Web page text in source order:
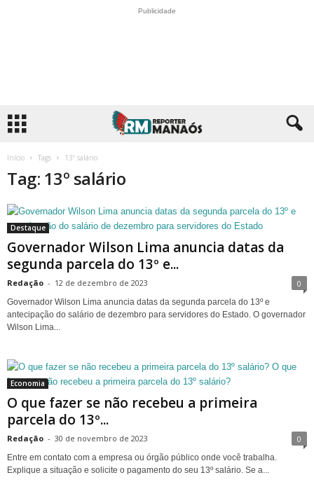
Publicidade
Início Tags 13º salário
Tag: 13º salário
Destaque
Governador Wilson Lima anuncia datas da
segunda parcela do 13º e...
Redação - 12 de dezembro de 2023 0
Governador Wilson Lima anuncia datas da segunda parcela do 13º e
antecipação do salário de dezembro para servidores do Estado. O governador
Wilson Lima...
Economia
O que fazer se não recebeu a primeira
parcela do 13º...
Redação - 30 de novembro de 2023 0
Entre em contato com a empresa ou órgão público onde você trabalha.
Explique a situação e solicite o pagamento do seu 13º salário. Se a...